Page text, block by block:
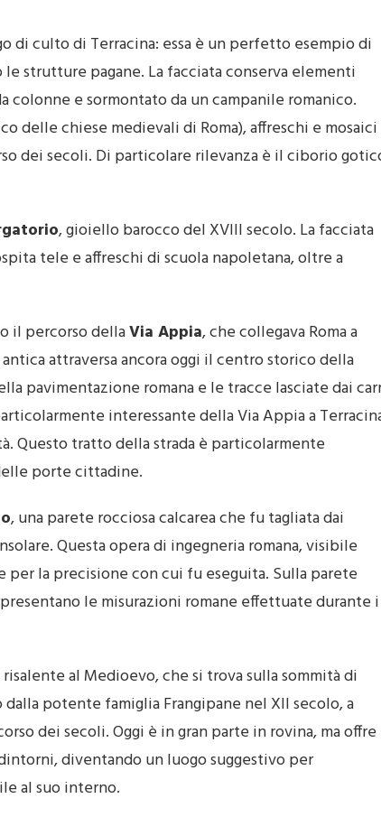
di culto di Terracina: essa è un perfetto esempio di
strutture pagane. La facciata conserva elementi
e sormontato da un campanile romanico.
delle chiese medievali di Roma), affreschi e mosaici
dei secoli. Di particolare rilevanza è il ciborio
, gioiello barocco del XVIII secolo. La facciata
tele e affreschi di scuola napoletana, oltre a
il percorso dellaVia Appia, che collegava Roma a
attraversa ancora oggi il centro storico della
pavimentazione romana e le tracce lasciate dai
interessante della Via Appia a
Questo tratto della strada è particolarmente
porte cittadine.
, una parete rocciosa calcarea che fu tagliata dai
Questa opera di ingegneria romana, visibile
la precisione con cui fu eseguita. Sulla parete
le misurazioni romane effettuate durante i
risalente al Medioevo, che si trova sulla sommità di
potente famiglia Frangipane nel XII secolo, a
dei secoli. Oggi è in gran parte in rovina, ma offre
diventando un luogo suggestivo per
al suo interno.